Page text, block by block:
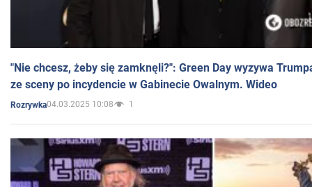
"Nie chcesz, żeby się zamknęli?": Green Day wyzywa
ze sceny po incydencie w Gabinecie Owalnym. Wideo
Rozrywka04.03.2025 10:08 1